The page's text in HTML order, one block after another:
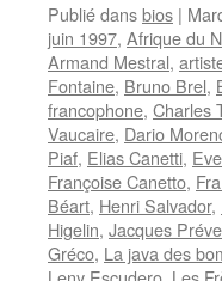
Publié dansbios |
juin 1997, Afrique du
Armand Mestral,
Fontaine, Bruno Brel,
francophone, Charles
Vaucaire, Dario
Piaf, Elias Canetti,
Françoise Canetto,
Béart, Henri Salvador,
Higelin, Jacques
Gréco, La java des